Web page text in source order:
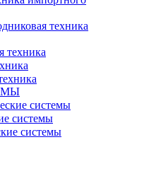
техника
техника
системы
системы
системы